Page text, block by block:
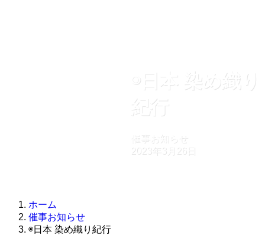
◉日本 染め織り
紀行
催事お知らせ
2023年3月26日
ホーム
催事お知らせ
◉日本 染め織り紀行